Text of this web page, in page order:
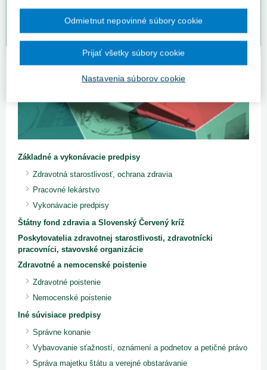
Bezplatný odpovedný servis pre predplatiteľov
Vaše otázky môžete zadať na www.otazkyodpovede.sk
Kategórie predpisov
Základné a vykonávacie predpisy
Zdravotná starostlivosť, ochrana zdravia
Pracovné lekárstvo
Vykonávacie predpisy
Štátny fond zdravia a Slovenský Červený kríž
Poskytovatelia zdravotnej starostlivosti, zdravotnícki
pracovníci, stavovské organizácie
Zdravotné a nemocenské poistenie
Zdravotné poistenie
Nemocenské poistenie
Iné súvisiace predpisy
Správne konanie
Vybavovanie sťažností, oznámení a podnetov a petičné právo
Správa majetku štátu a verejné obstarávanie
Nastavenia súborov cookie
Odmietnut nepovinné súbory cookie
Prijať všetky súbory cookie